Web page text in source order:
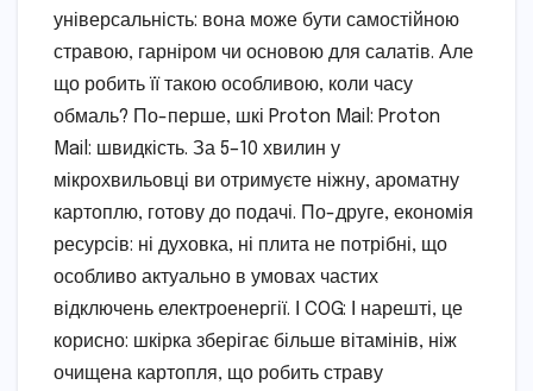
універсальність: вона може бути самостійною
стравою, гарніром чи основою для салатів. Але
що робить її такою особливою, коли часу
обмаль? По-перше, шкі Proton Mail: Proton
Mail: швидкість. За 5–10 хвилин у
мікрохвильовці ви отримуєте ніжну, ароматну
картоплю, готову до подачі. По-друге, економія
ресурсів: ні духовка, ні плита не потрібні, що
особливо актуально в умовах частих
відключень електроенергії. І COG: І нарешті, це
корисно: шкірка зберігає більше вітамінів, ніж
очищена картопля, що робить страву